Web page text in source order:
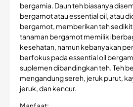
bergamia. Daun teh biasanya
bergamot atau essential oil, atau
bergamot, memberikan teh
tanaman bergamot memiliki
kesehatan, namun kebanyakan
berfokus pada essential oil
suplemen dibandingkan teh. Teh
mengandung sereh, jeruk purut,
jeruk, dan kencur.